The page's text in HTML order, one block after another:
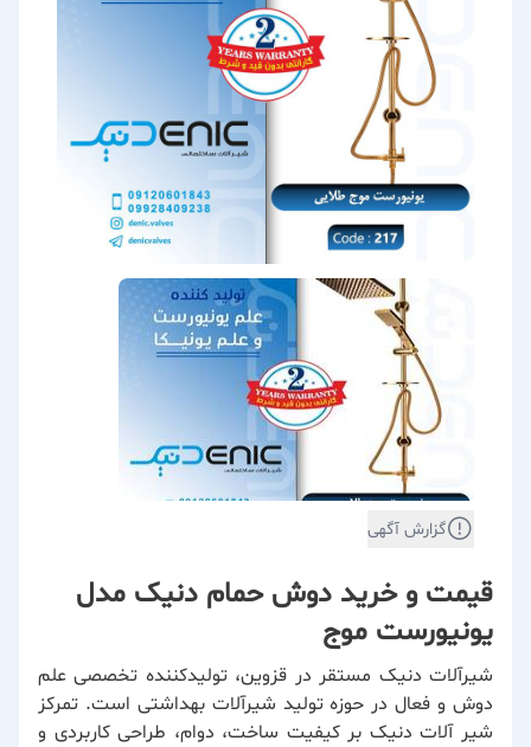
گزارش آگهی
قیمت و خرید دوش حمام دنیک مدل
یونیورست موج
شیرآلات دنیک مستقر در قزوین، تولیدکننده تخصصی علم
دوش و فعال در حوزه تولید شیرآلات بهداشتی است. تمرکز
شیر آلات دنیک بر کیفیت ساخت، دوام، طراحی کاربردی و